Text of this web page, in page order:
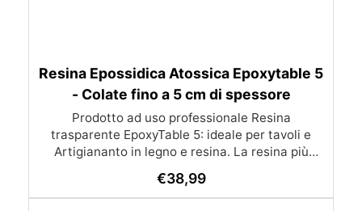
Resina Epossidica Atossica Epoxytable 5
- Colate fino a 5 cm di spessore
Prodotto ad uso professionale Resina
trasparente EpoxyTable 5: ideale per tavoli e
Artigiananto in legno e resina. La resina più
perfetta per colate di alto spessore fino a 5 cm.
Applicazioni Principali: Realizzazione di tavoli in
€38,99